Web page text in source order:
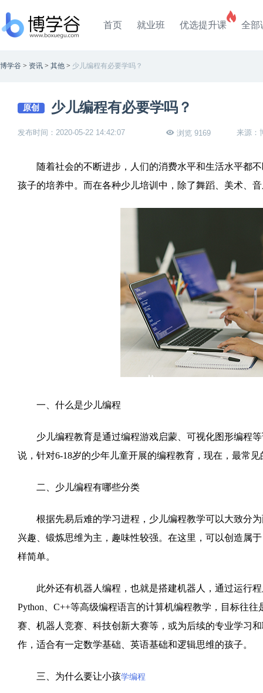
首页 就业班 优选提升课 全部
博学谷 > 资讯 > 其他 > 少儿编程有必要学吗？
原创 少儿编程有必要学吗？
发布时间：2020-05-22 14:42:07 浏览 9169 来源：
随着社会的不断进步，人们的消费水平和生活水平都不
孩子的培养中。而在各种少儿培训中，除了舞蹈、美术、
一、什么是少儿编程
少儿编程教育是通过编程游戏启蒙、可视化图形编程等
说，针对6-18岁的少年儿童开展的编程教育，现在，最常
二、少儿编程有哪些分类
根据先易后难的学习进程，少儿编程教学可以大致分为
兴趣、锻炼思维为主，趣味性较强。在这里，可以创造属
样简单。
此外还有机器人编程，也就是搭建机器人，通过运行程
Python、C++等高级编程语言的计算机编程教学，目标往
赛、机器人竞赛、科技创新大赛等，或为后续的专业学习
作，适合有一定数学基础、英语基础和逻辑思维的孩子。
三、为什么要让小孩学编程